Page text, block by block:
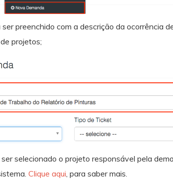
ser preenchido com a descrição da ocorrência
projetos;
selecionado o projeto responsável pela
Clique aqui , para saber mais.